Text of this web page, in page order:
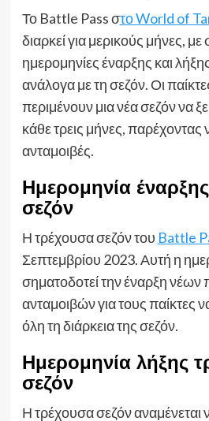
Το Battle Pass στο World of
διαρκεί για μερικούς μήνες, με
ημερομηνίες έναρξης και
ανάλογα με τη σεζόν. Οι
περιμένουν μια νέα σεζόν να
κάθε τρεις μήνες, παρέχοντας
ανταμοιβές.
Ημερομηνία
σεζόν
Η τρέχουσα σεζόν του Battle
Σεπτεμβρίου 2023. Αυτή η
σηματοδοτεί την έναρξη
ανταμοιβών για τους παίκτες
όλη τη διάρκεια της σεζόν.
Ημερομηνία λήξης
σεζόν
Η τρέχουσα σεζόν αναμένεται